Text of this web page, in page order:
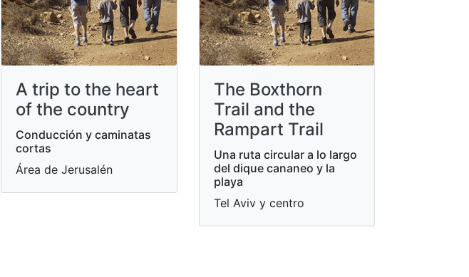
A trip to the heart
of the country
Conducción y caminatas
cortas
Área de Jerusalén
The Boxthorn
Trail and the
Rampart Trail
Una ruta circular a lo largo
del dique cananeo y la
playa
Tel Aviv y centro